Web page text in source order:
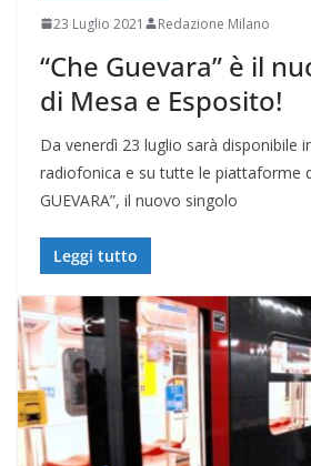
23 Luglio 2021 Redazione Milano
“Che Guevara” è il
di Mesa e Esposito!
Da venerdì 23 luglio sarà disponibile
radiofonica e su tutte le piattaforme
GUEVARA”, il nuovo singolo
Leggi tutto